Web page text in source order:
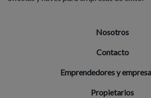
Nosotros
Contacto
Emprendedores y
Propietarios